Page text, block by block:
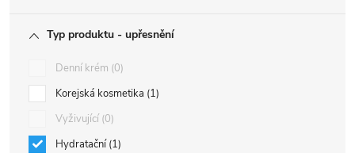
Typ produktu - upřesnění
Denní krém 0
Korejská kosmetika 1
Vyživující 0
Hydratační 1